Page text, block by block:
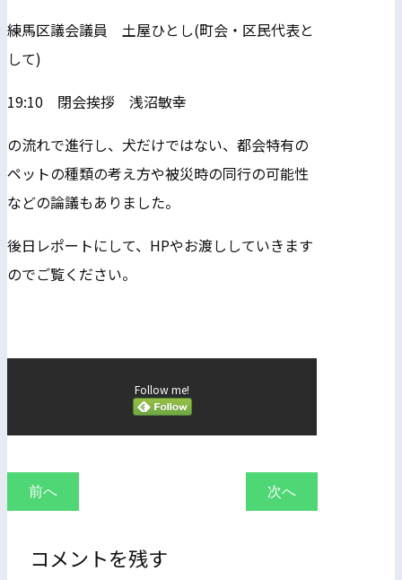
練馬区議会議員 土屋ひとし(町会・区民代表と
して)
19:10 閉会挨拶 浅沼敏幸
の流れで進行し、犬だけではない、都会特有の
ペットの種類の考え方や被災時の同行の可能性
などの論議もありました。
後日レポートにして、HPやお渡ししていきます
のでご覧ください。
Follow me!
前へ 次へ
コメントを残す